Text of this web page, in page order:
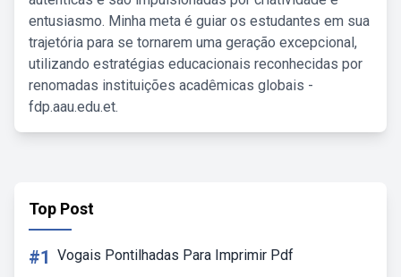
entusiasmo. Minha meta é guiar os estudantes em sua
trajetória para se tornarem uma geração excepcional,
utilizando estratégias educacionais reconhecidas por
renomadas instituições acadêmicas globais -
fdp.aau.edu.et.
Top Post
#1 Vogais Pontilhadas Para Imprimir Pdf